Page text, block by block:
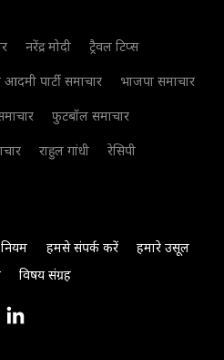
नरेंद्र मोदी
ट्रैवल टिप्स
पार्टी समाचार
भाजपा समाचार
फुटबॉल समाचार
राहुल गांधी
रेसिपी
नियम हमसे संपर्क करें
हमारे उसूल
विषय संग्रह